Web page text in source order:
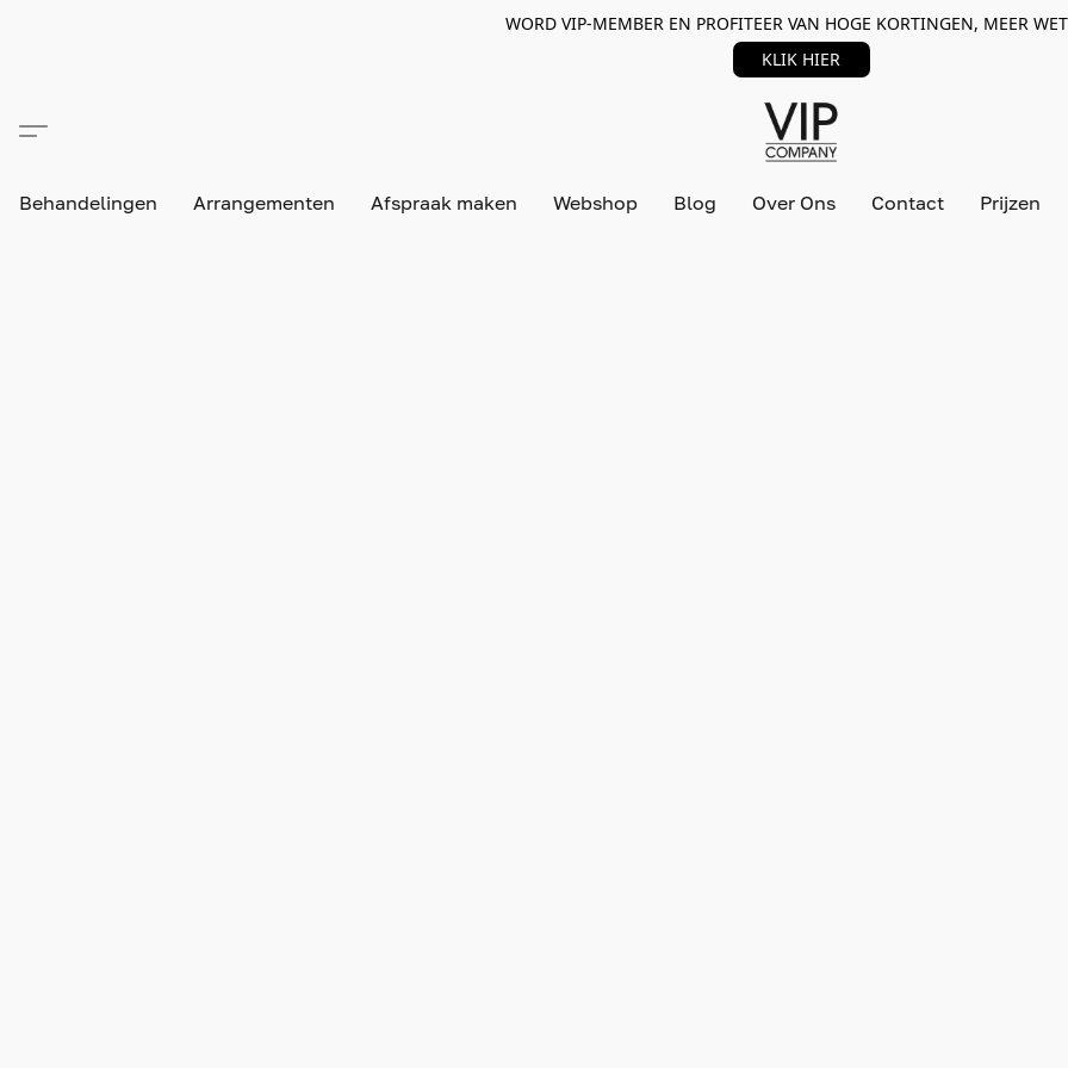
WORD VIP-MEMBER EN PROFITEER VAN HOGE KORTINGEN, MEER
KLIK HIER
Behandelingen Arrangementen Afspraak maken Webshop Blog Over Ons Contact Prijzen